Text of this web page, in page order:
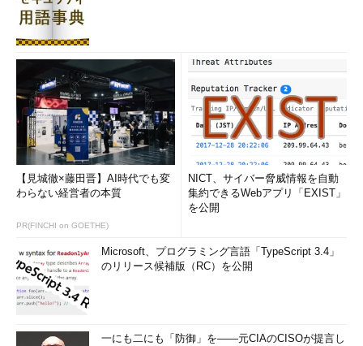
【見城徹×藤田晋】AI時代でも変
わらない経営者の本質
PR(FINCHI on GOETHE)
NICT、サイバー脅威情報を自動
集約できるWebアプリ「EXIST」
を公開
Microsoft、プログラミング言語「TypeScript 3.4」
のリリース候補版（RC）を公開
一にも二にも「防御」を――元CIAのCISOが提言し